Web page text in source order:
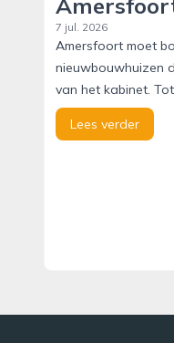
7 jul. 2026
Amersfoort moet
nieuwbouwhuizen
van het kabinet.
Lees verder